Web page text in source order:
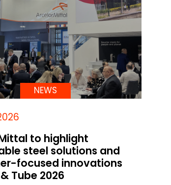
NEWS
to highlight
steel solutions and
focused innovations
Tube 2026